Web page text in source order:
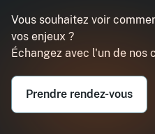
Vous souhaitez voir
vos enjeux ?
Échangez avec l'un de nos
Prendre rendez-vous